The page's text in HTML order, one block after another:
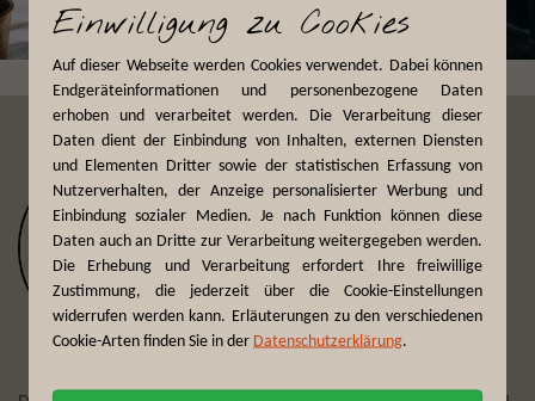
Einwilligung zu Cookies
Auf dieser Webseite werden Cookies verwendet. Dabei können
Endgeräteinformationen und personenbezogene Daten
erhoben und verarbeitet werden. Die Verarbeitung dieser
Daten dient der Einbindung von Inhalten, externen Diensten
und Elementen Dritter sowie der statistischen Erfassung von
Nutzerverhalten, der Anzeige personalisierter Werbung und
Einbindung sozialer Medien. Je nach Funktion können diese
Daten auch an Dritte zur Verarbeitung weitergegeben werden.
Die Erhebung und Verarbeitung erfordert Ihre freiwillige
Zustimmung, die jederzeit über die Cookie-Einstellungen
widerrufen werden kann. Erläuterungen zu den verschiedenen
Cookie-Arten finden Sie in der Datenschutzerklärung.